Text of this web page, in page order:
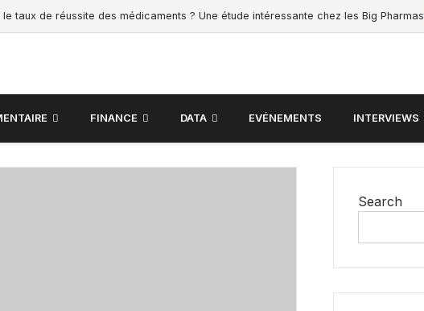
le taux de réussite des médicaments ? Une étude intéressante chez les Big Pharmas
FINANCE DATA EVÉNEMENTS INTERVIEWS
Search